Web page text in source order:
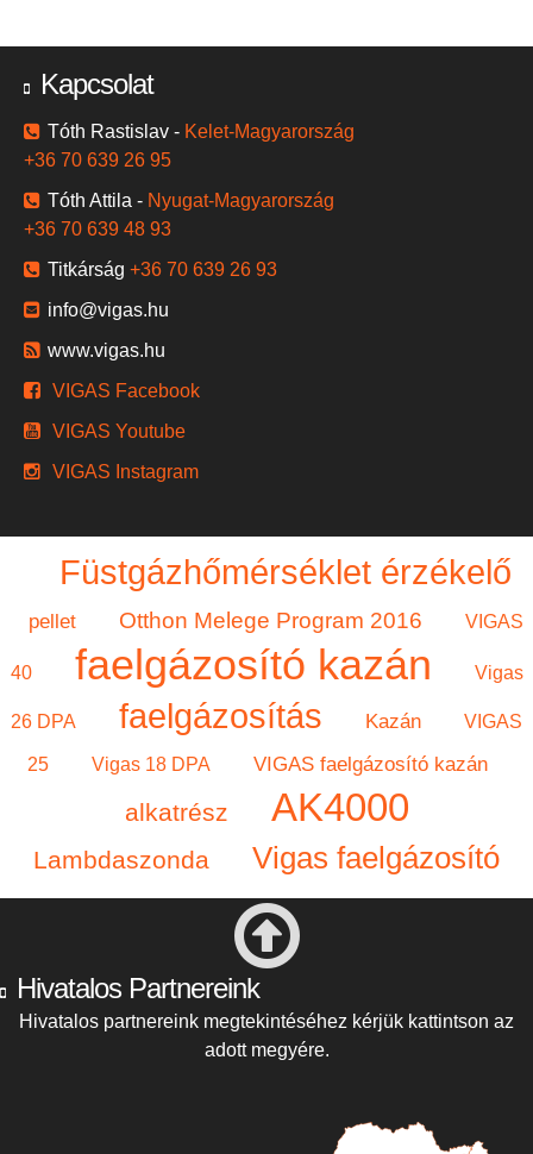
Kapcsolat
Tóth Rastislav - Kelet-Magyarország
+36 70 639 26 95
Tóth Attila - Nyugat-Magyarország
+36 70 639 48 93
Titkárság +36 70 639 26 93
info@vigas.hu
www.vigas.hu
VIGAS Facebook
VIGAS Youtube
VIGAS Instagram
Füstgázhőmérséklet érzékelő
pellet Otthon Melege Program 2016 VIGAS
40 faelgázosító kazán Vigas
26 DPA faelgázosítás Kazán VIGAS
25 Vigas 18 DPA VIGAS faelgázosító kazán
alkatrész AK4000
Lambdaszonda Vigas faelgázosító
Hivatalos Partnereink
Hivatalos partnereink megtekintéséhez kérjük kattintson az
adott megyére.